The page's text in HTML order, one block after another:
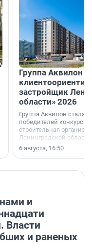
Группа Аквилон
застройщик
области» 2026
Группа Аквилон стала
победителей конкурса
строительная
Ленинградской области
номинации «Самый
застройщик
области».
6 августа, 16:50
и
Власти
и раненых